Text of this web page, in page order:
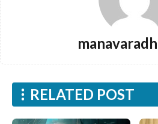
RELATED POST